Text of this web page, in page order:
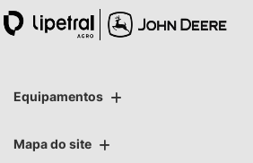
Equipamentos
Mapa do site